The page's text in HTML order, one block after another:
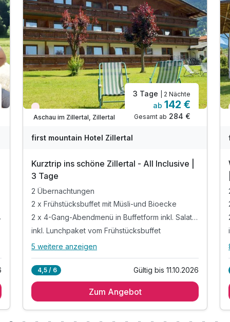
Nur noch Restplätze
Aschau im Zillertal, Zillertal
3 Tage | 2 Nächte
ab 142 €
Gesamt ab 284 €
first mountain Hotel Zillertal
Kurztrip ins schöne Zillertal - All Inclusive |
3 Tage
2 Übernachtungen
2 x Frühstücksbuffet mit Müsli-und Bioecke
2 x 4-Gang-Abendmenü in Buffetform inkl. Salatbar
inkl. Lunchpaket vom Frühstücksbuffet
Alle Inklusivleistungen
2 x Frühstücksbuffet mit Müsli-und Bioecke
5 weitere anzeigen
4,5 / 6 Gültig bis 11.10.2026
Zum Angebot